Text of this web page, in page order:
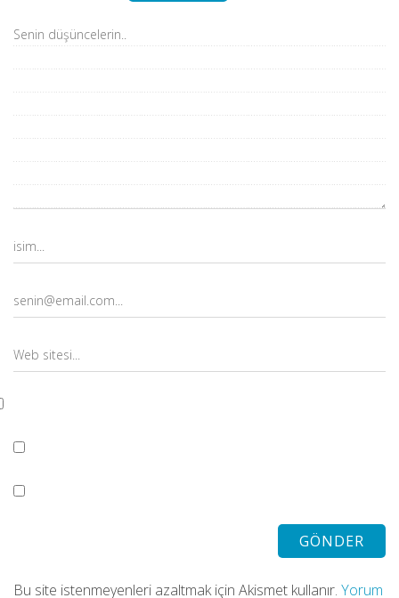
Bu site istenmeyenleri azaltmak için Akismet kullanır. Yorum